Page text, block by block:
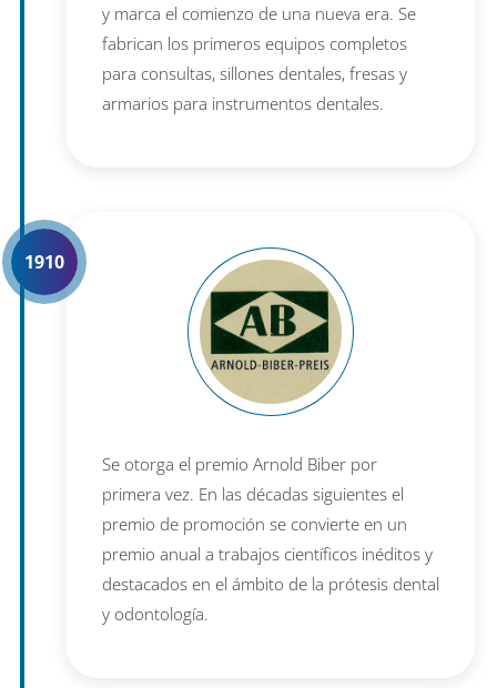
y marca el comienzo de una nueva era. Se
fabrican los primeros equipos completos
para consultas, sillones dentales, fresas y
armarios para instrumentos dentales.
1910
Se otorga el premio Arnold Biber por
primera vez. En las décadas siguientes el
premio de promoción se convierte en un
premio anual a trabajos científicos inéditos y
destacados en el ámbito de la prótesis dental
y odontología.